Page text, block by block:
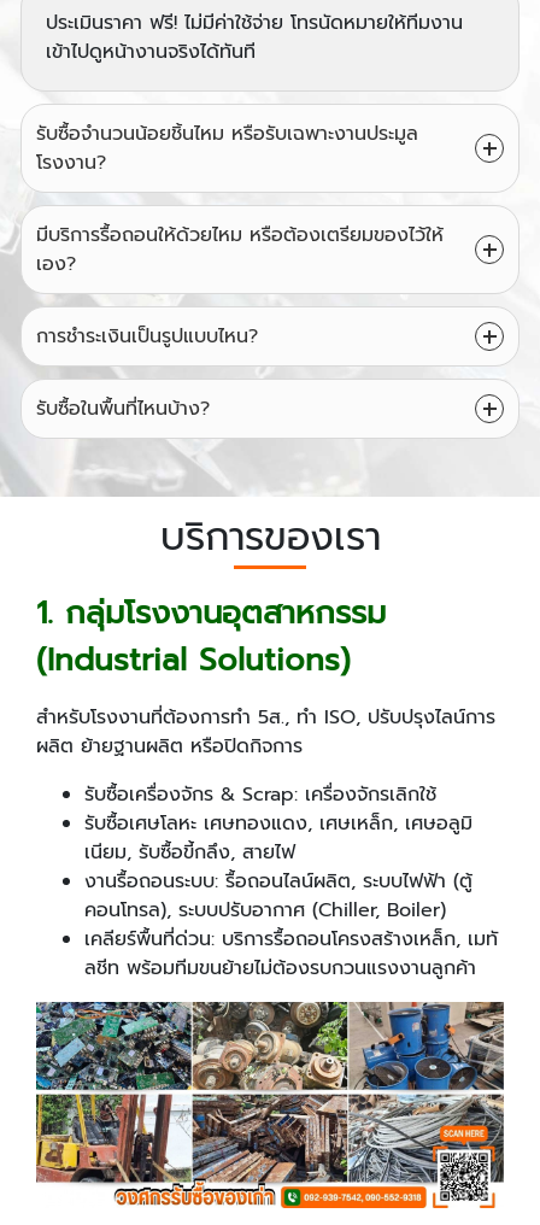
ประเมินราคา ฟรี! ไม่มีค่าใช้จ่าย โทรนัดหมายให้ทีมงาน
เข้าไปดูหน้างานจริงได้ทันที
รับซื้อจำนวนน้อยชิ้นไหม หรือรับเฉพาะงานประมูล
โรงงาน?
มีบริการรื้อถอนให้ด้วยไหม หรือต้องเตรียมของไว้ให้
เอง?
การชำระเงินเป็นรูปแบบไหน?
รับซื้อในพื้นที่ไหนบ้าง?
บริการของเรา
1. กลุ่มโรงงานอุตสาหกรรม
(Industrial Solutions)
สำหรับโรงงานที่ต้องการทำ 5ส., ทำ ISO, ปรับปรุงไลน์การ
ผลิต ย้ายฐานผลิต หรือปิดกิจการ
รับซื้อเครื่องจักร & Scrap: เครื่องจักรเลิกใช้
รับซื้อเศษโลหะ เศษทองแดง, เศษเหล็ก, เศษอลูมิ
เนียม, รับซื้อขี้กลึง, สายไฟ
งานรื้อถอนระบบ: รื้อถอนไลน์ผลิต, ระบบไฟฟ้า (ตู้
คอนโทรล), ระบบปรับอากาศ (Chiller, Boiler)
เคลียร์พื้นที่ด่วน: บริการรื้อถอนโครงสร้างเหล็ก, เมทั
ลชีท พร้อมทีมขนย้ายไม่ต้องรบกวนแรงงานลูกค้า